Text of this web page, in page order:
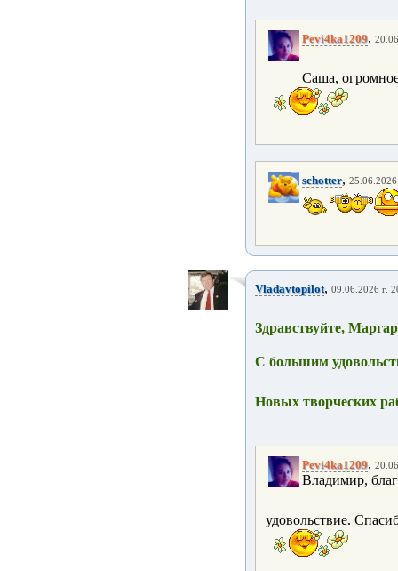
Pevi4ka1209,
Саша,
schotter,
Vladavtopilot, 09.06.2026 г.
Здравствуйте,
С большим
Новых творческих
Pevi4ka1209,
Владимир,
удовольствие.